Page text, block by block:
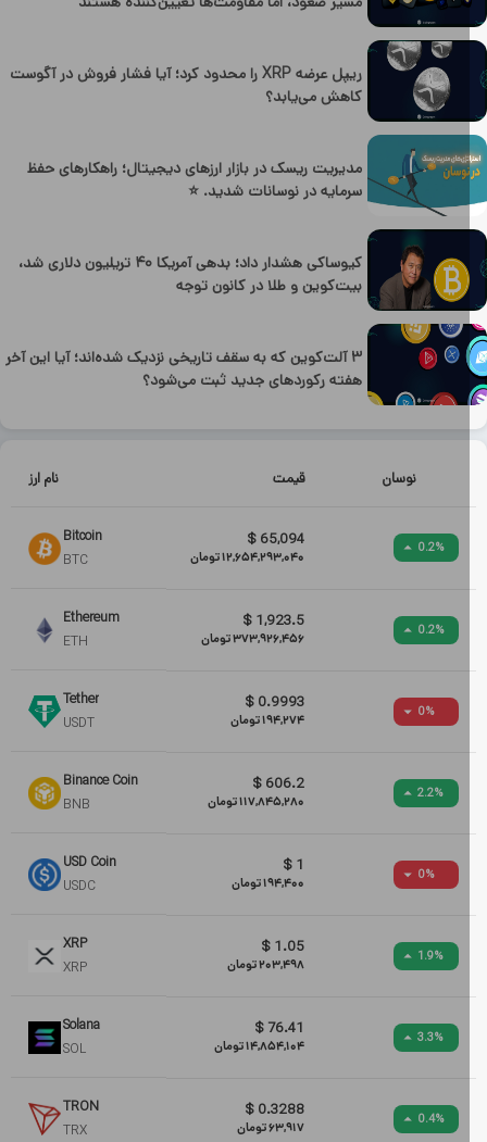
ریپل عرضه XRP را محدود کرد؛ آیا فشار فروش در آگوست
کاهش می‌یابد؟
مدیریت ریسک در بازار ارزهای دیجیتال؛ راهکارهای حفظ
سرمایه در نوسانات شدید. ⭐
کیوساکی هشدار داد؛ بدهی آمریکا ۴۰ تریلیون دلاری شد،
بیت‌کوین و طلا در کانون توجه
۳ آلت‌کوین که به سقف تاریخی نزدیک شده‌اند؛ آیا این آخر
هفته رکوردهای جدید ثبت می‌شود؟
نوسان قیمت نام ارز
0.2
65,094
$
12,654,293,040تومان
Bitcoin
BTC
0.2
1,923.5
$
373,926,456تومان
Ethereum
ETH
0.9993
$
194,274تومان
Tether
USDT
2.2
606.2
$
117,845,280تومان
Binance Coin
BNB
$
194,400تومان
USD Coin
USDC
1.9
1.05
$
203,498تومان
XRP
XRP
3.3
76.41
$
14,854,104تومان
Solana
SOL
0.4
0.3288
$
63,917تومان
TRON
TRX